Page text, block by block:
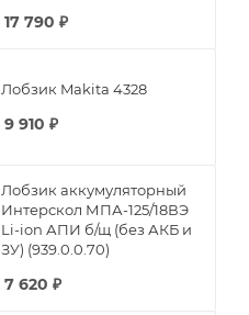
17 790 ₽
Лобзик Makita 4328
9 910 ₽
Лобзик аккумуляторный
Интерскол МПА-125/18ВЭ
Li-ion АПИ б/щ (без АКБ и
ЗУ) (939.0.0.70)
7 620 ₽